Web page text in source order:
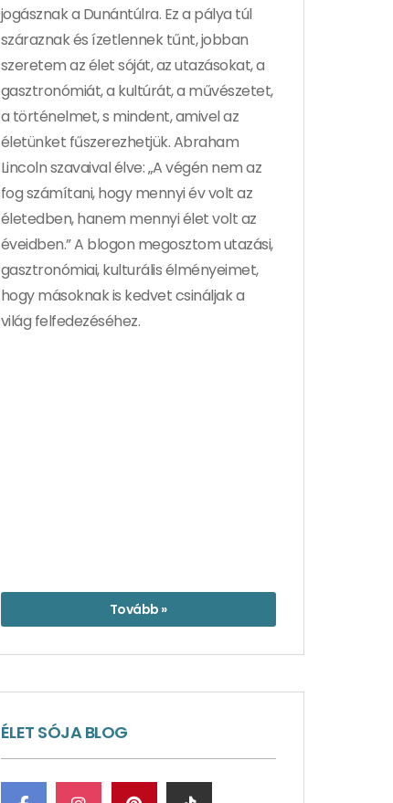
jogásznak a Dunántúlra. Ez a pálya túl
száraznak és ízetlennek tűnt, jobban
szeretem az élet sóját, az utazásokat, a
gasztronómiát, a kultúrát, a művészetet,
a történelmet, s mindent, amivel az
életünket fűszerezhetjük. Abraham
Lincoln szavaival élve: „A végén nem az
fog számítani, hogy mennyi év volt az
életedben, hanem mennyi élet volt az
éveidben.” A blogon megosztom utazási,
gasztronómiai, kulturális élményeimet,
hogy másoknak is kedvet csináljak a
világ felfedezéséhez.
Tovább »
ÉLET SÓJA BLOG